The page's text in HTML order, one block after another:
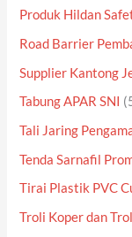
Produk Hildan
Road Barrier
Supplier Kantong
Tabung APAR SNI
Tali Jaring
Tenda Sarnafil
Tirai Plastik PVC
Troli Koper dan